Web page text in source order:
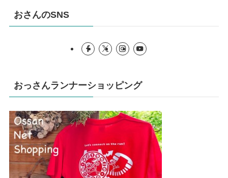
おさんのSNS
おっさんランナーショッピング